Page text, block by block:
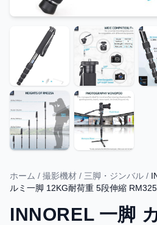
ホーム / 撮影機材 / 三脚・ジンバル /
ルミ一脚 12KG耐荷重 5段伸縮
INNOREL 一脚